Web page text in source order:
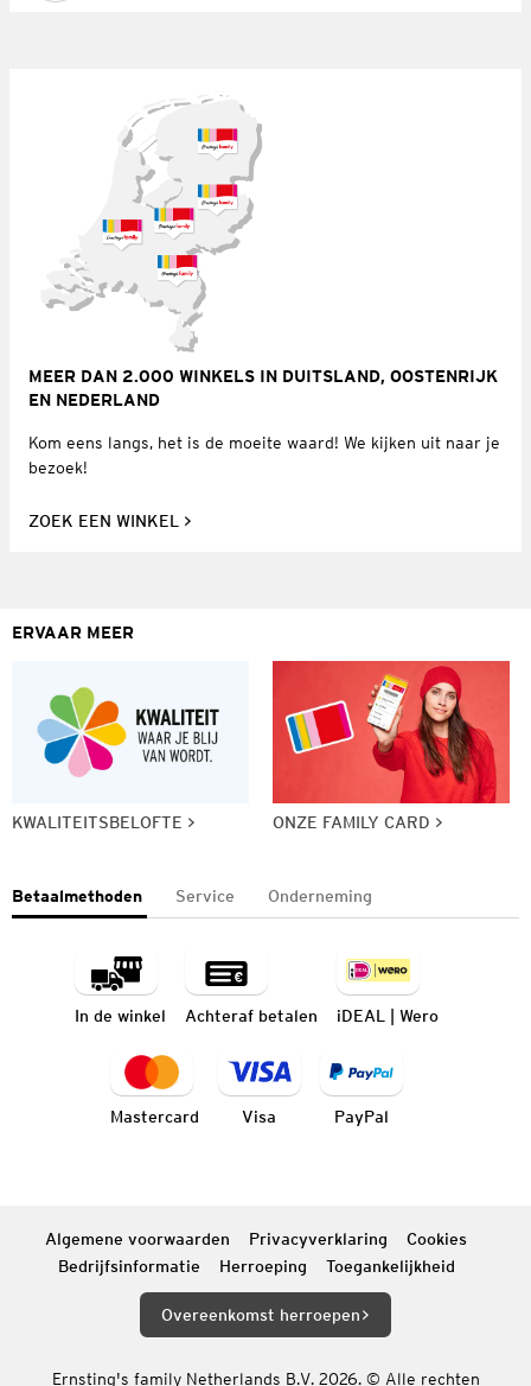
MEER DAN 2.000 WINKELS IN DUITSLAND, OOSTENRIJK
EN NEDERLAND
Kom eens langs, het is de moeite waard! We kijken uit naar je
bezoek!
ZOEK EEN WINKEL
ERVAAR MEER
KWALITEITSBELOFTE ONZE FAMILY CARD
Betaalmethoden Service Onderneming
In de winkel Achteraf betalen iDEAL | Wero
Mastercard Visa PayPal
Algemene voorwaarden Privacyverklaring
Cookies
Bedrijfsinformatie
Herroeping Toegankelijkheid
Overeenkomst herroepen
Ernsting's family Netherlands B.V. 2026. © Alle rechten